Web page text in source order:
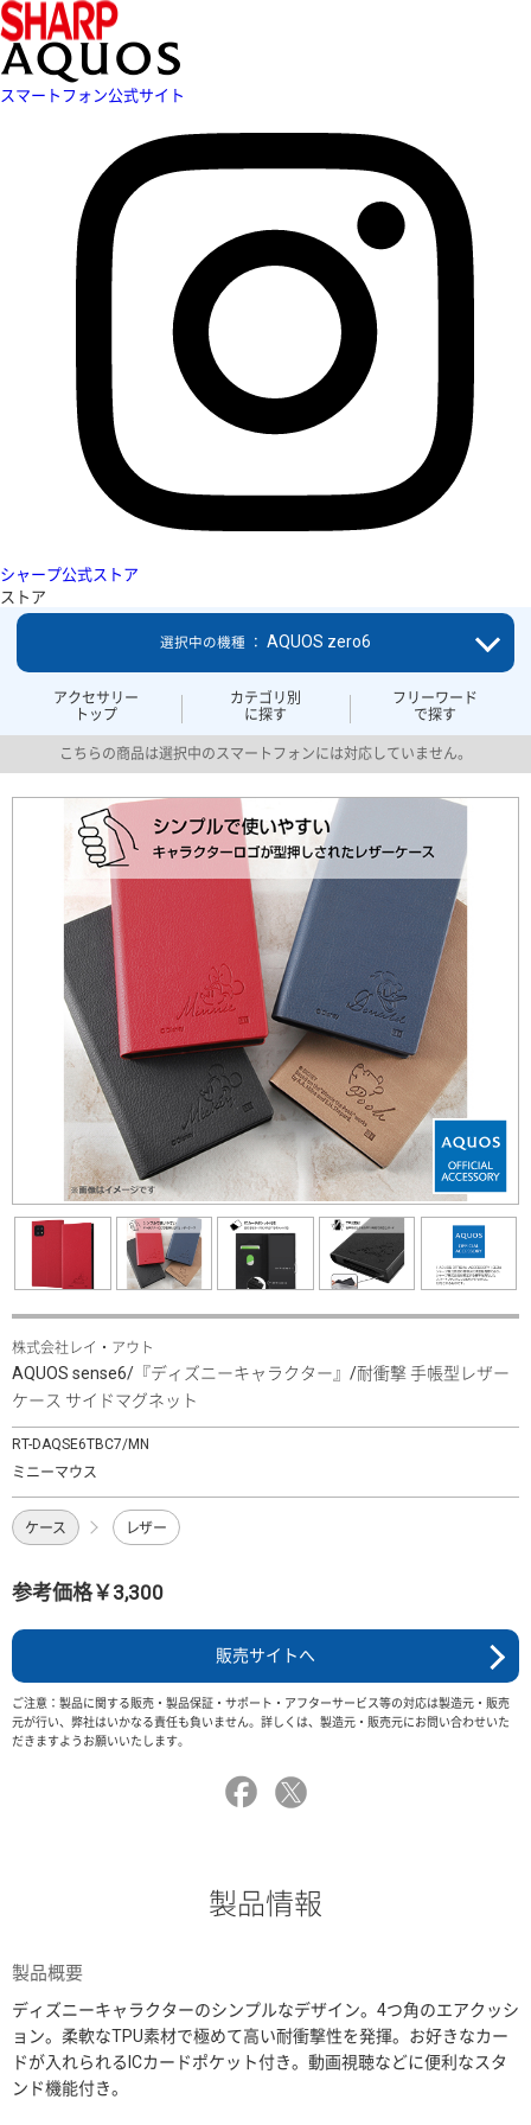
スマートフォン公式サイト
シャープ公式ストア
ストア
アクセサリー
トップ
カテゴリ別
に探す
フリーワード
で探す
選択中の機種 ： AQUOS zero6
こちらの商品は選択中のスマートフォンには対応していません。
株式会社レイ・アウト
AQUOS sense6/『ディズニーキャラクター』/耐衝撃 手帳型レザー
ケース サイドマグネット
RT-DAQSE6TBC7/MN
ミニーマウス
ケース レザー
参考価格￥3,300
販売サイトへ
ご注意：製品に関する販売・製品保証・サポート・アフターサービス等の対応は製造元・販売
元が行い、弊社はいかなる責任も負いません。詳しくは、製造元・販売元にお問い合わせいた
だきますようお願いいたします。
製品情報
製品概要
ディズニーキャラクターのシンプルなデザイン。4つ角のエアクッシ
ョン。柔軟なTPU素材で極めて高い耐衝撃性を発揮。お好きなカー
ドが入れられるICカードポケット付き。動画視聴などに便利なスタ
ンド機能付き。